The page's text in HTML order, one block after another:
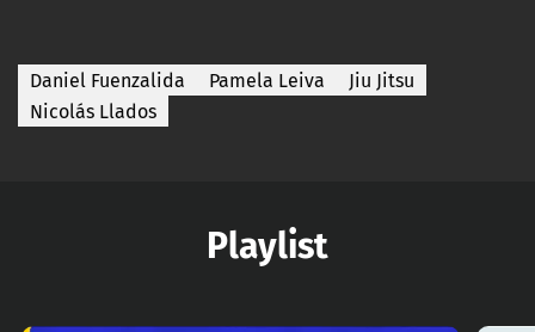
Daniel Fuenzalida Pamela Leiva
Jiu Jitsu
Nicolás Llados
Playlist